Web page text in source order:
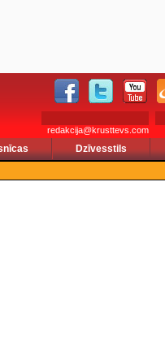
redakcija@krusttevs.com
Dzīvesstils